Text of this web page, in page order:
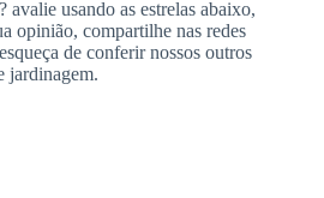
usando as estrelas abaixo,
opinião, compartilhe nas redes
de conferir nossos outros
jardinagem.